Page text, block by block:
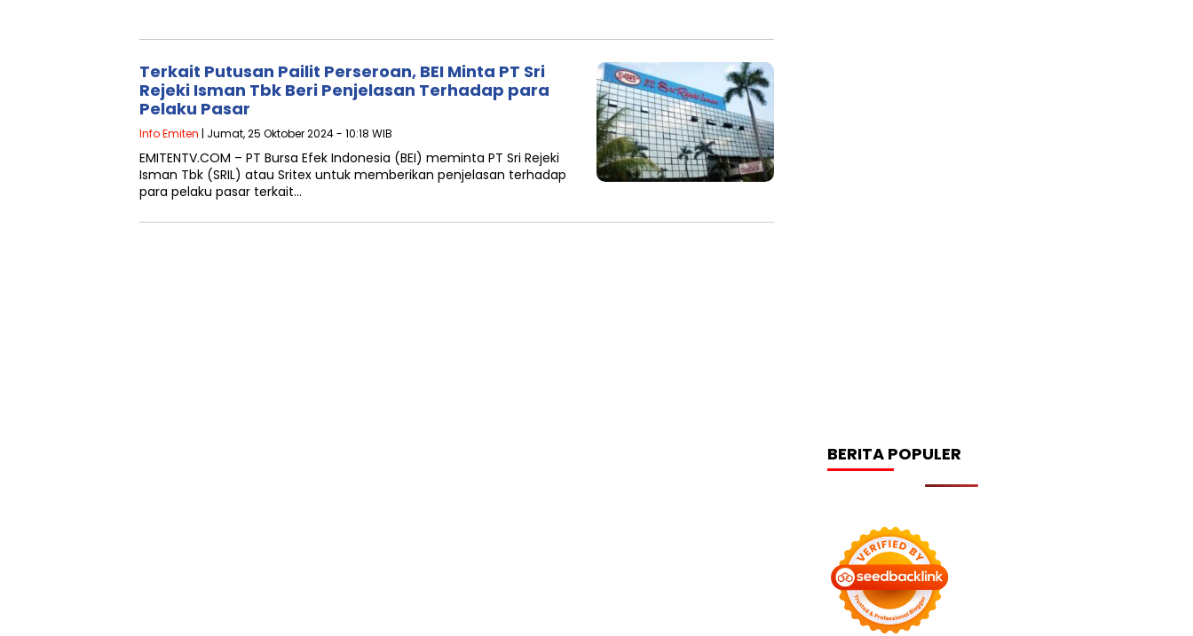
Terkait Putusan Pailit Perseroan, BEI Minta PT Sri
Rejeki Isman Tbk Beri Penjelasan Terhadap para
Pelaku Pasar
Info Emiten | Jumat, 25 Oktober 2024 - 10:18 WIB
EMITENTV.COM – PT Bursa Efek Indonesia (BEI) meminta PT Sri Rejeki
Isman Tbk (SRIL) atau Sritex untuk memberikan penjelasan terhadap
para pelaku pasar terkait…
BERITA POPULER